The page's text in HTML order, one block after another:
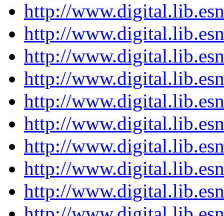
http://
http://
http://
http://
http://
http://
http://
http://
http://